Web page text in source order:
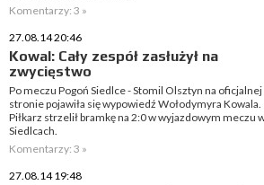
Komentarzy: 3 »
27.08.14 20:46
Kowal: Cały zespół zasłużył na
zwycięstwo
Po meczu Pogoń Siedlce - Stomil Olsztyn na oficjalnej
stronie pojawiła się wypowiedź Wołodymyra Kowala.
Piłkarz strzelił bramkę na 2:0 w wyjazdowym meczu
Siedlcach.
Komentarzy: 3 »
27.08.14 19:48